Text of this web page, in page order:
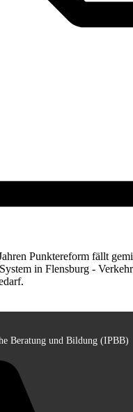
Punktereform fällt
in Flensburg -
Beratung und Bildung (IPBB)